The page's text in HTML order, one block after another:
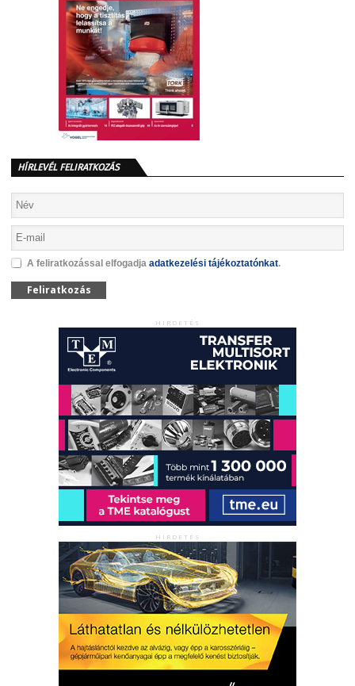
HÍRLEVÉL FELIRATKOZÁS
A feliratkozással elfogadja adatkezelési tájékoztatónkat.
Feliratkozás
HIRDETÉS
HIRDETÉS